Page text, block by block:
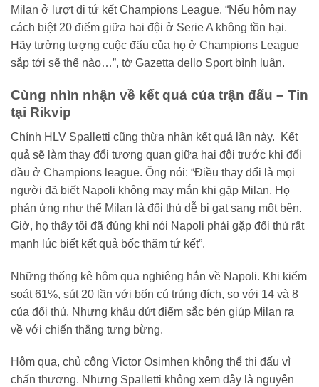
Milan ở lượt đi tứ kết Champions League. “Nếu hôm nay
cách biệt 20 điểm giữa hai đội ở Serie A không tồn hại.
Hãy tưởng tượng cuộc đấu của họ ở Champions League
sắp tới sẽ thế nào…”, tờ Gazetta dello Sport bình luận.
Cùng nhìn nhận về kết quả của trận đấu – Tin
tại Rikvip
Chính HLV Spalletti cũng thừa nhận kết quả lần này. Kết
quả sẽ làm thay đổi tương quan giữa hai đội trước khi đối
đầu ở Champions league. Ông nói: “Điều thay đổi là mọi
người đã biết Napoli không may mắn khi gặp Milan. Họ
phản ứng như thể Milan là đối thủ dễ bị gạt sang một bên.
Giờ, họ thấy tôi đã đúng khi nói Napoli phải gặp đối thủ rất
mạnh lúc biết kết quả bốc thăm tứ kết”.
Những thống kê hôm qua nghiêng hẳn về Napoli. Khi kiểm
soát 61%, sút 20 lần với bốn cú trúng đích, so với 14 và 8
của đối thủ. Nhưng khâu dứt điểm sắc bén giúp Milan ra
về với chiến thắng tưng bừng.
Hôm qua, chủ công Victor Osimhen không thể thi đấu vì
chấn thương. Nhưng Spalletti không xem đây là nguyên